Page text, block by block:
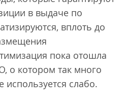
в выдаче по
вплоть до
пока отошла
о котором так много
используется слабо.